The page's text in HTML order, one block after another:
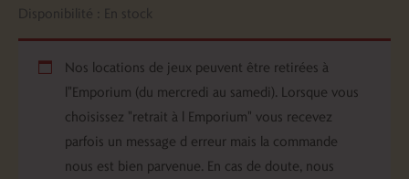
Disponibilité : En stock
Nos locations de jeux peuvent être retirées à
l"Emporium (du mercredi au samedi). Lorsque vous
choisissez "retrait à l Emporium" vous recevez
parfois un message d erreur mais la commande
nous est bien parvenue. En cas de doute, nous